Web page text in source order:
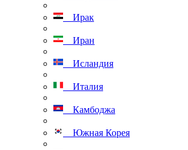
Ирак
Иран
Исландия
Италия
Камбоджа
Южная Корея